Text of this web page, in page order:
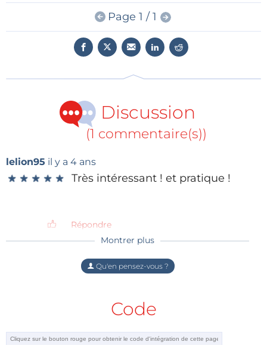
d'impulsion avec des potentiomètres.
cette vidéo, nous allons connecter deux
potentiomètres sur un seul fil à une entrée
Schéma et code source de cette vidéo
Page 1 / 1
Discussion
(1 commentaire(s))
lelion95 il y a 4 ans
★ ★ ★ ★ ★
★ ★ ★ ★ ★ Très intéressant ! et pratique !
Répondre
Montrer plus
Qu'en pensez-vous ?
Code